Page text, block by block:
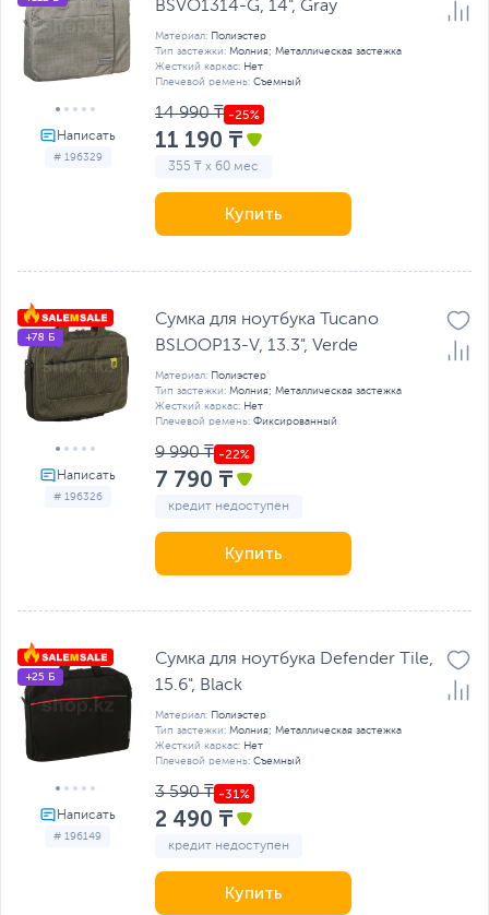
# 196329
BSVO1314-G, 14", Gray
Материал: Полиэстер
Тип застежки: Молния; Металлическая застежка
Жесткий каркас: Нет
Плечевой ремень: Съемный
14 990 ₸
11 190 ₸
355 ₸ x 60 мес
Купить
# 196326
+78 Б
Сумка для ноутбука Tucano
BSLOOP13-V, 13.3", Verde
Материал: Полиэстер
Тип застежки: Молния; Металлическая застежка
Жесткий каркас: Нет
Плечевой ремень: Фиксированный
9 990 ₸
7 790 ₸
кредит недоступен
Купить
# 196149
+25 Б
Сумка для ноутбука Defender Tile,
15.6", Black
Материал: Полиэстер
Тип застежки: Молния; Металлическая застежка
Жесткий каркас: Нет
Плечевой ремень: Съемный
3 590 ₸
2 490 ₸
кредит недоступен
Купить